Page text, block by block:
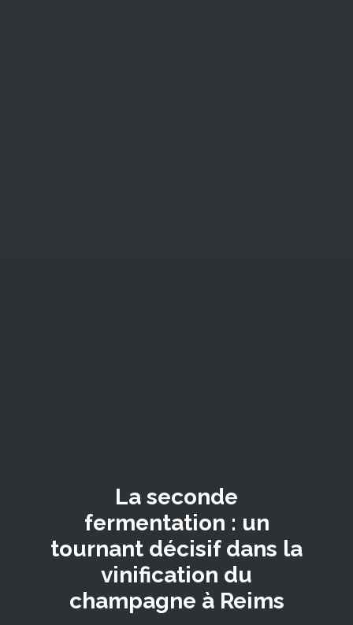
La seconde
fermentation : un
tournant décisif dans la
vinification du
champagne à Reims